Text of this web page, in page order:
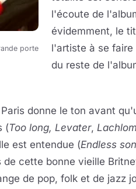
porte
l'écoute de
évidemment, le
l'artiste à se faire
du reste de
donne le ton avant
(Too long, Levater, Lachlom
est entendue (Endless
de cette bonne vieille
de pop, folk et de jazz